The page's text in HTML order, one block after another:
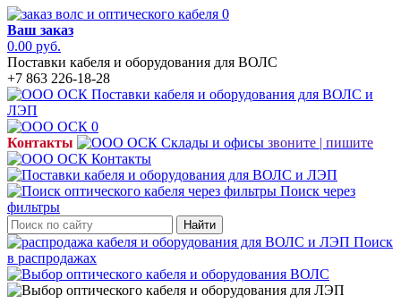
0
Ваш заказ
0.00 руб.
Поставки кабеля и оборудования для ВОЛС
+7 863 226-18-28
0
Контакты
звоните | пишите
Поиск через
фильтры
Найти
Поиск
в распродажах